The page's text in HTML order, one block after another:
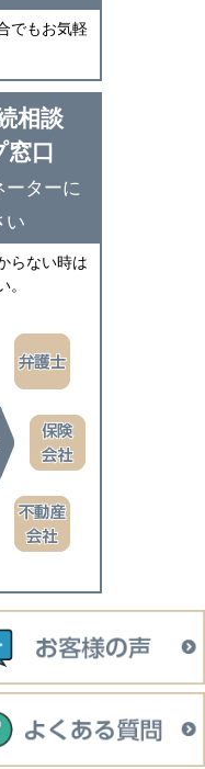
でもお気軽
相談
窓口
ーターに
い
らない時は
。